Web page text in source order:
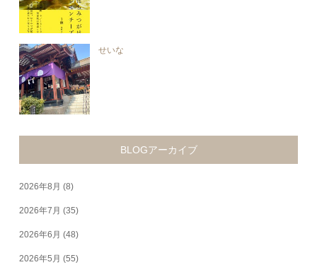
せいな
BLOGアーカイブ
2026年8月 (8)
2026年7月 (35)
2026年6月 (48)
2026年5月 (55)